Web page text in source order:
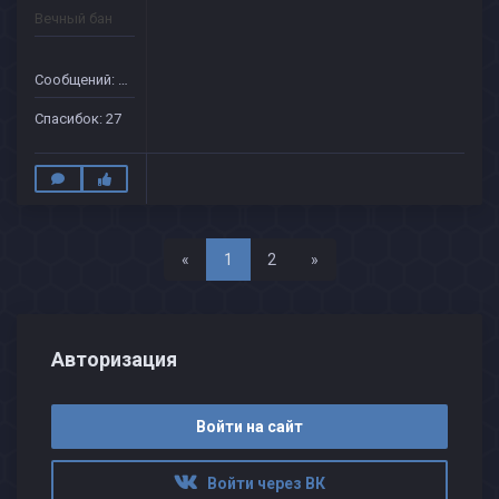
Вечный бан
Сообщений: 45
Спасибок: 27
«Назад
1 2 »Вперед
Авторизация
Войти на сайт
Войти через ВК